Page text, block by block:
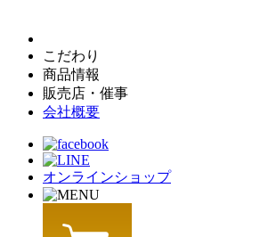
こだわり
商品情報
販売店・催事
会社概要
オンラインショップ